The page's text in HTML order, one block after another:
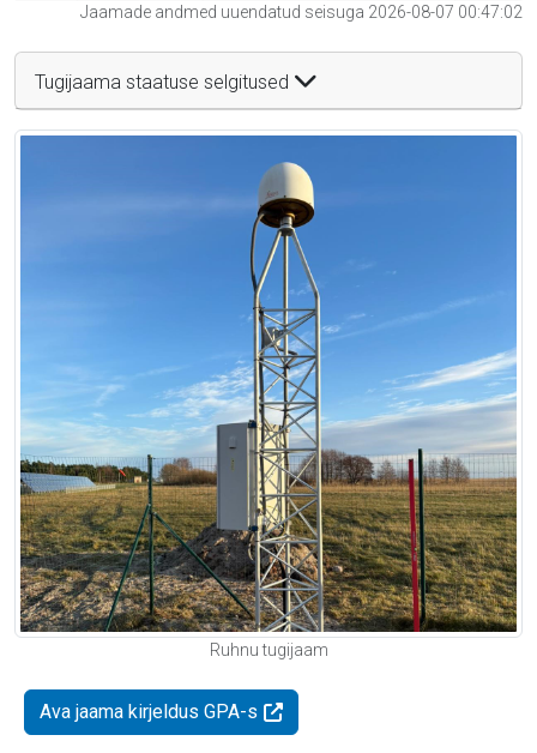
Jaamade andmed uuendatud seisuga 2026-08-07 00:47:02
Tugijaama staatuse selgitused
Ruhnu tugijaam
Ava jaama kirjeldus GPA-s